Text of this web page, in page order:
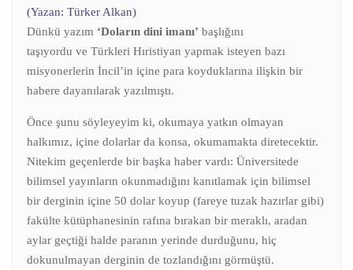
(Yazan: Türker Alkan)
Dünkü yazım ‘Doların dini imanı’ başlığını
taşıyordu ve Türkleri Hıristiyan yapmak isteyen bazı
misyonerlerin İncil’in içine para koyduklarına ilişkin bir
habere dayanılarak yazılmıştı.
Önce şunu söyleyeyim ki, okumaya yatkın olmayan
halkımız, içine dolarlar da konsa, okumamakta diretecektir.
Nitekim geçenlerde bir başka haber vardı: Üniversitede
bilimsel yayınların okunmadığını kanıtlamak için bilimsel
bir derginin içine 50 dolar koyup (fareye tuzak hazırlar gibi)
fakülte kütüphanesinin rafına bırakan bir meraklı, aradan
aylar geçtiği halde paranın yerinde durduğunu, hiç
dokunulmayan derginin de tozlandığını görmüştü.